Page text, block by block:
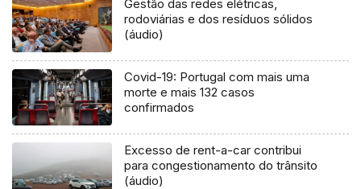
Gestão das redes elétricas,
rodoviárias e dos resíduos sólidos
(áudio)
Covid-19: Portugal com mais uma
morte e mais 132 casos
confirmados
Excesso de rent-a-car contribui
para congestionamento do trânsito
(áudio)